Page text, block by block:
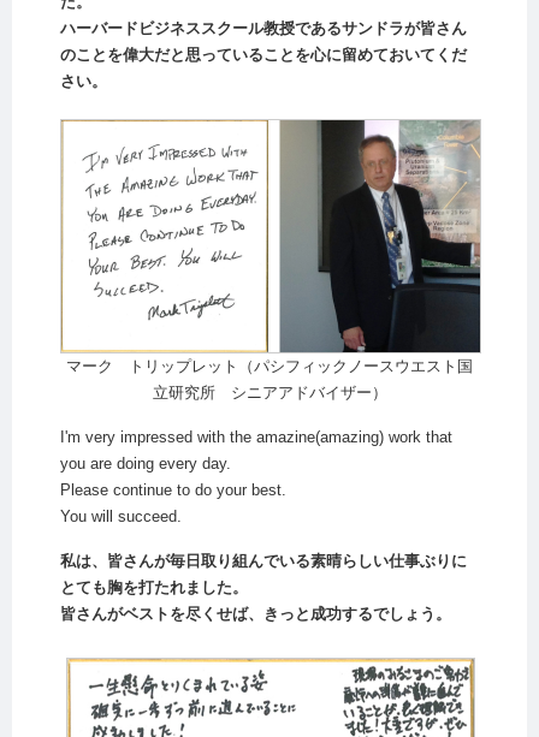
ハーバードビジネススクール教授であるサンドラが皆さん
のことを偉大だと思っていることを心に留めておいてくだ
さい。
マーク トリップレット（パシフィックノースウエスト国
立研究所 シニアアドバイザー）
I'm very impressed with the amazine(amazing) work that
you are doing every day.
Please continue to do your best.
You will succeed.
私は、皆さんが毎日取り組んでいる素晴らしい仕事ぶりに
とても胸を打たれました。
皆さんがベストを尽くせば、きっと成功するでしょう。